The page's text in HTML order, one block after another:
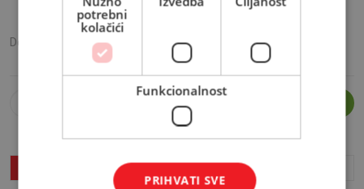
budite ‘sami svoj majstor’.
Dostava: Izračunaj cijenu dostave
potrebni
kolačići
Funkcionalnost
PRIHVATI SVE